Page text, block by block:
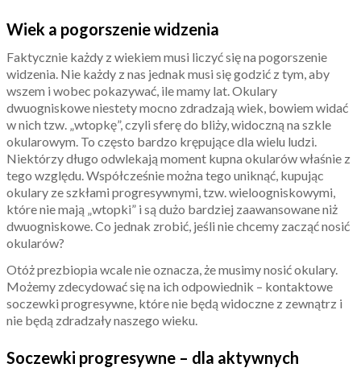
Wiek a pogorszenie widzenia
Faktycznie każdy z wiekiem musi liczyć się na pogorszenie
widzenia. Nie każdy z nas jednak musi się godzić z tym, aby
wszem i wobec pokazywać, ile mamy lat. Okulary
dwuogniskowe niestety mocno zdradzają wiek, bowiem widać
w nich tzw. „wtopkę”, czyli sferę do bliży, widoczną na szkle
okularowym. To często bardzo krępujące dla wielu ludzi.
Niektórzy długo odwlekają moment kupna okularów właśnie z
tego względu. Współcześnie można tego uniknąć, kupując
okulary ze szkłami progresywnymi, tzw. wieloogniskowymi,
które nie mają „wtopki” i są dużo bardziej zaawansowane niż
dwuogniskowe. Co jednak zrobić, jeśli nie chcemy zacząć nosić
okularów?
Otóż prezbiopia wcale nie oznacza, że musimy nosić okulary.
Możemy zdecydować się na ich odpowiednik – kontaktowe
soczewki progresywne, które nie będą widoczne z zewnątrz i
nie będą zdradzały naszego wieku.
Soczewki progresywne – dla aktywnych